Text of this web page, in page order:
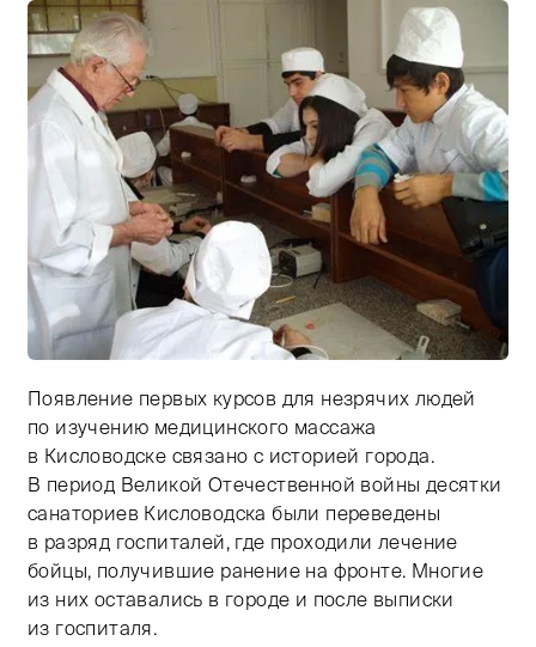
Тифлокомментарий: цветная фотография. Высокий
Появление первых курсов для незрячих людей
по изучению медицинского массажа
в Кисловодске связано с историей города.
В период Великой Отечественной войны десятки
санаториев Кисловодска были переведены
в разряд госпиталей, где проходили лечение
бойцы, получившие ранение на фронте. Многие
из них оставались в городе и после выписки
из госпиталя.